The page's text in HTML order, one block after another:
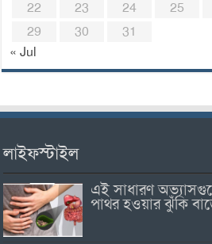
22
23 24 25
29
30
31
« Jul
লাইফস্টাইল
এই সাধারণ
পাথর হওয়ার ঝুঁকি